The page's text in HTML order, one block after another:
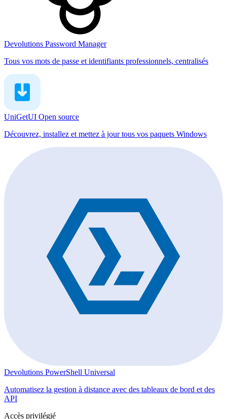
Devolutions Password Manager
Tous vos mots de passe et identifiants professionnels, centralisés
UniGetUI Open source
Découvrez, installez et mettez à jour tous vos paquets Windows
Devolutions PowerShell Universal
Automatisez la gestion à distance avec des tableaux de bord et des
API
Accès privilégié